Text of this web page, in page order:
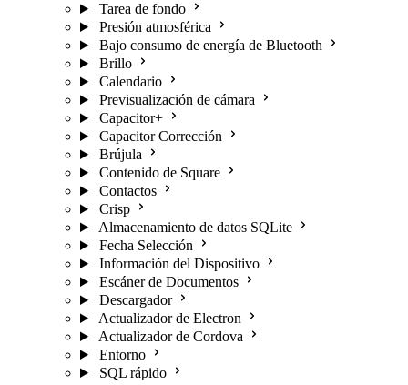
Tarea de fondo
Presión atmosférica
Bajo consumo de energía de Bluetooth
Brillo
Calendario
Previsualización de cámara
Capacitor+
Capacitor Corrección
Brújula
Contenido de Square
Contactos
Crisp
Almacenamiento de datos SQLite
Fecha Selección
Información del Dispositivo
Escáner de Documentos
Descargador
Actualizador de Electron
Actualizador de Cordova
Entorno
SQL rápido